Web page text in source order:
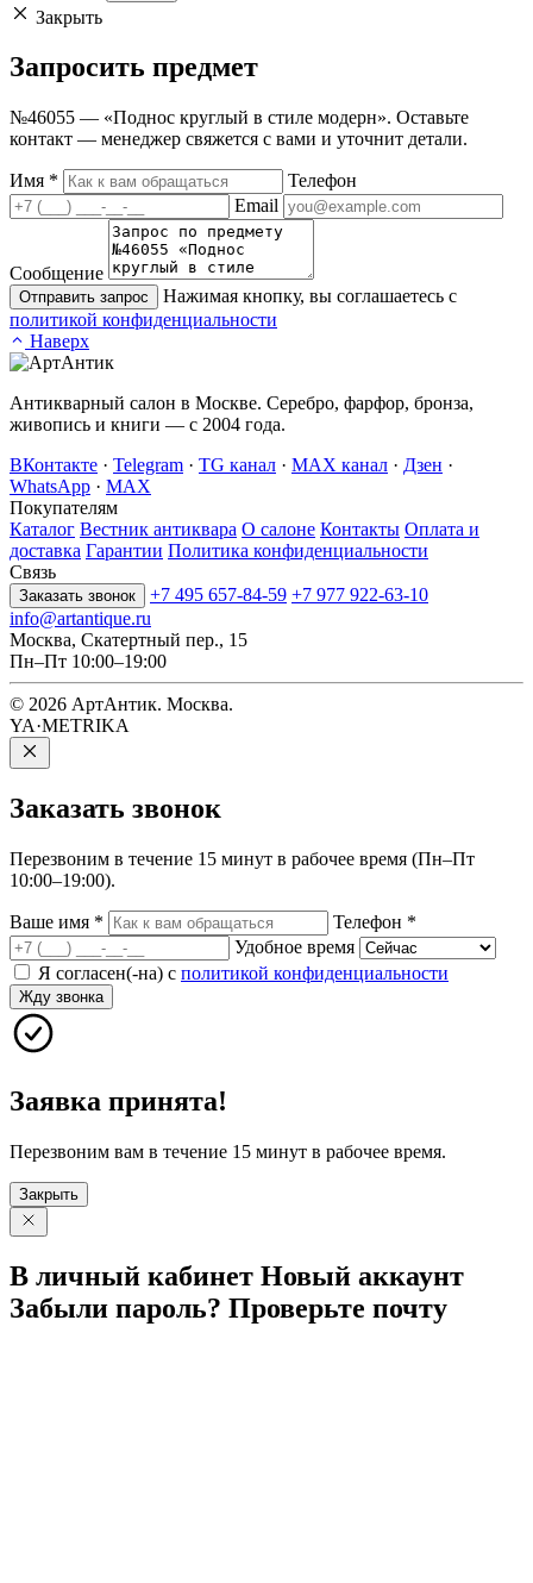
Закрыть
Запросить предмет
№46055 — «Поднос круглый в стиле модерн». Оставьте
контакт — менеджер свяжется с вами и уточнит детали.
Имя *
Телефон
Email
Сообщение
Отправить запрос
Нажимая кнопку, вы соглашаетесь с
политикой конфиденциальности
Наверх
Антикварный салон в Москве. Серебро, фарфор, бронза,
живопись и книги — с 2004 года.
ВКонтакте · Telegram · TG канал · MAX канал · Дзен ·
WhatsApp · MAX
Покупателям
Каталог Вестник антиквара О салоне Контакты Оплата и
доставка Гарантии Политика конфиденциальности
Связь
Заказать звонок +7 495 657-84-59 +7 977 922-63-10
info@artantique.ru
Москва, Скатертный пер., 15
Пн–Пт 10:00–19:00
© 2026 АртАнтик. Москва.
YA·METRIKA
Заказать звонок
Перезвоним в течение 15 минут в рабочее время (Пн–Пт
10:00–19:00).
Ваше имя * Телефон *
Удобное время
Я согласен(-на) с политикой конфиденциальности
Жду звонка
Заявка принята!
Перезвоним вам в течение 15 минут в рабочее время.
Закрыть
В личный кабинет Новый аккаунт
Забыли пароль? Проверьте почту